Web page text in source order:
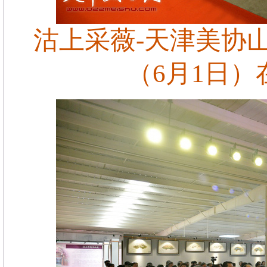
沽上采薇-天津美协
（6月1日